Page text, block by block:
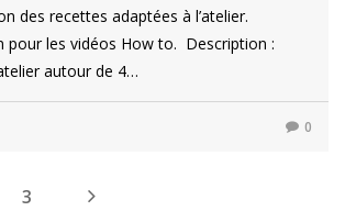
des recettes adaptées à l’atelier.
pour les vidéos How to. Description :
autour de 4…
0
3